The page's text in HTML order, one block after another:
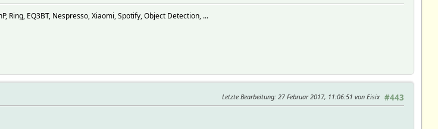
Ring, EQ3BT, Nespresso, Xiaomi, Spotify, Object Detection, ...
#443
Letzte Bearbeitung: 27 Februar 2017, 11:06:51 von Eisix